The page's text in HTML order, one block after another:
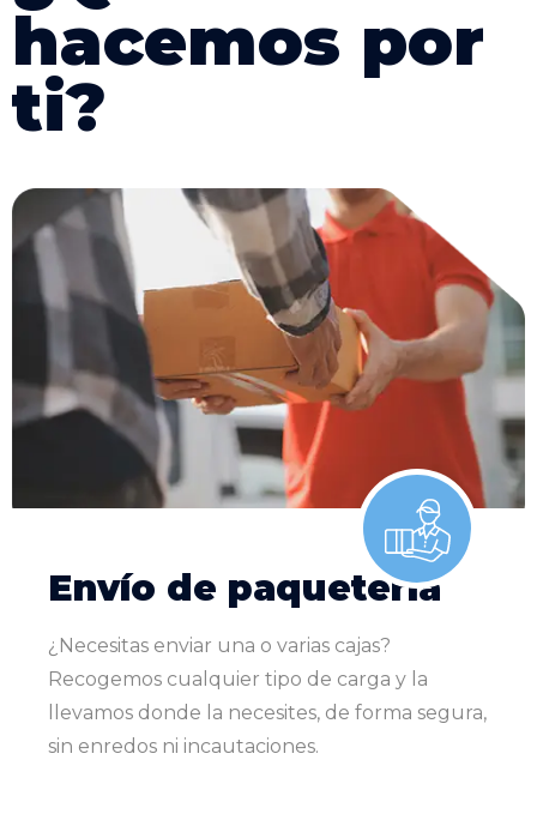
hacemos por
ti?
Envío de paquetería
¿Necesitas enviar una o varias cajas?
Recogemos cualquier tipo de carga y la
llevamos donde la necesites, de forma segura,
sin enredos ni incautaciones.